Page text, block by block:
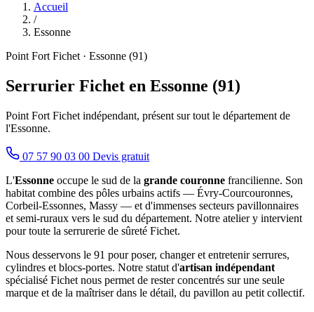
Accueil
/
Essonne
Point Fort Fichet · Essonne (91)
Serrurier Fichet en Essonne (91)
Point Fort Fichet indépendant, présent sur tout le département de
l'Essonne.
07 57 90 03 00 Devis gratuit
L'Essonne occupe le sud de la grande couronne francilienne. Son
habitat combine des pôles urbains actifs — Évry-Courcouronnes,
Corbeil-Essonnes, Massy — et d'immenses secteurs pavillonnaires
et semi-ruraux vers le sud du département. Notre atelier y intervient
pour toute la serrurerie de sûreté Fichet.
Nous desservons le 91 pour poser, changer et entretenir serrures,
cylindres et blocs-portes. Notre statut d'artisan indépendant
spécialisé Fichet nous permet de rester concentrés sur une seule
marque et de la maîtriser dans le détail, du pavillon au petit collectif.